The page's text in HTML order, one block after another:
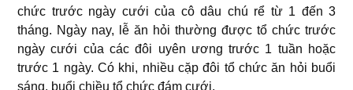
chức trước ngày cưới của cô dâu chú rể từ 1 đến 3
tháng. Ngày nay, lễ ăn hỏi thường được tổ chức trước
ngày cưới của các đôi uyên ương trước 1 tuần hoặc
trước 1 ngày. Có khi, nhiều cặp đôi tổ chức ăn hỏi buổi
sáng, buổi chiều tổ chức đám cưới.